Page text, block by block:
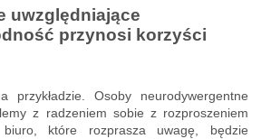
uwzględniające
przynosi korzyści
przykładzie. Osoby neurodywergentne
z radzeniem sobie z rozproszeniem
które rozprasza uwagę, będzie